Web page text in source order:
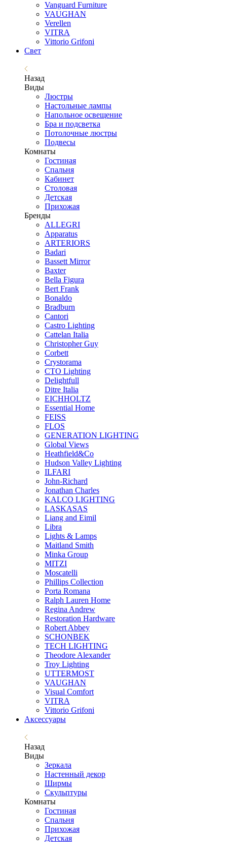
Vanguard Furniture
VAUGHAN
Verellen
VITRA
Vittorio Grifoni
Свет
Назад
Виды
Люстры
Настольные лампы
Напольное освещение
Бра и подсветка
Потолочные люстры
Подвесы
Комнаты
Гостиная
Спальня
Кабинет
Столовая
Детская
Прихожая
Бренды
ALLEGRI
Apparatus
ARTERIORS
Badari
Bassett Mirror
Baxter
Bella Figura
Bert Frank
Bonaldo
Bradburn
Cantori
Castro Lighting
Cattelan Italia
Christopher Guy
Corbett
Crystorama
CTO Lighting
Delightfull
Ditre Italia
EICHHOLTZ
Essential Home
FEISS
FLOS
GENERATION LIGHTING
Global Views
Heathfield&Co
Hudson Valley Lighting
ILFARI
John-Richard
Jonathan Charles
KALCO LIGHTING
LASKASAS
Liang and Eimil
Libra
Lights & Lamps
Maitland Smith
Minka Group
MITZI
Moscatelli
Phillips Collection
Porta Romana
Ralph Lauren Home
Regina Andrew
Restoration Hardware
Robert Abbey
SCHONBEK
TECH LIGHTING
Theodore Alexander
Troy Lighting
UTTERMOST
VAUGHAN
Visual Comfort
VITRA
Vittorio Grifoni
Аксессуары
Назад
Виды
Зеркала
Настенный декор
Ширмы
Скульптуры
Комнаты
Гостиная
Спальня
Прихожая
Детская